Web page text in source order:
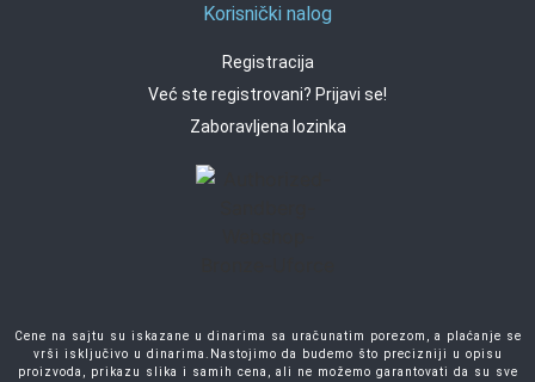
Korisnički nalog
Registracija
Već ste registrovani? Prijavi se!
Zaboravljena lozinka
Cene na sajtu su iskazane u dinarima sa uračunatim porezom, a plaćanje se
vrši isključivo u dinarima.Nastojimo da budemo što precizniji u opisu
proizvoda, prikazu slika i samih cena, ali ne možemo garantovati da su sve